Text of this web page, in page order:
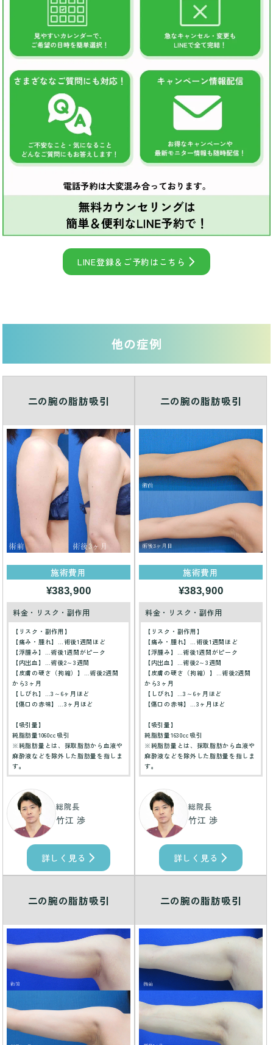
LINE登録＆ご予約はこちら
他の症例
二の腕の脂肪吸引
施術費用
¥383,900
料金・リスク・副作用
【リスク・副作用】
【痛み・腫れ】…術後1週間ほど
【浮腫み】…術後1週間がピーク
【内出血】…術後2～3週間
【皮膚の硬さ（拘縮）】…術後2週間
から3ヶ月
【しびれ】…3～6ヶ月ほど
【傷口の赤味】…3ヶ月ほど
【吸引量】
純脂肪量1060cc吸引
※純脂肪量とは、採取脂肪から血液や
麻酔液などを除外した脂肪量を指しま
す。
総院長
竹江 渉
詳しく見る
二の腕の脂肪吸引
施術費用
¥383,900
料金・リスク・副作用
【リスク・副作用】
【痛み・腫れ】…術後1週間ほど
【浮腫み】…術後1週間がピーク
【内出血】…術後2～3週間
【皮膚の硬さ（拘縮）】…術後2週間
から3ヶ月
【しびれ】…3～6ヶ月ほど
【傷口の赤味】…3ヶ月ほど
【吸引量】
純脂肪量1630cc吸引
※純脂肪量とは、採取脂肪から血液や
麻酔液などを除外した脂肪量を指しま
す。
総院長
竹江 渉
詳しく見る
二の腕の脂肪吸引 二の腕の脂肪吸引